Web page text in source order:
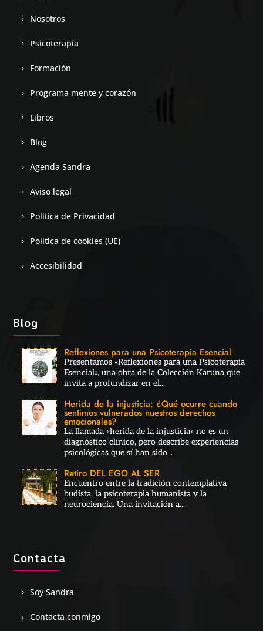
Nosotros
Psicoterapia
Formación
Programa mente y corazón
Libros
Blog
Agenda Sandra
Aviso legal
Política de Privacidad
Política de cookies (UE)
Accesibilidad
Blog
Reflexiones para una Psicoterapia Esencial
Presentamos «Reflexiones para una Psicoterapia
Esencial», una obra de la Colección Karuna que
invita a profundizar en el...
Herida de la injusticia: ¿Qué ocurre cuando
sentimos vulnerados nuestros derechos
emocionales?
La llamada «herida de la injusticia» no es un
diagnóstico clínico, pero describe experiencias
psicológicas que sí han sido...
Retiro DEL EGO AL SER
Encuentro entre la tradición contemplativa
budista, la psicoterapia humanista y la
neurociencia. Una invitación a...
Contacta
Soy Sandra
Contacta conmigo